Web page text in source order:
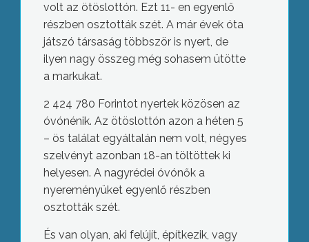
volt az ötöslottón. Ezt 11- en egyenlő
részben osztották szét. A már évek óta
játszó társaság többször is nyert, de
ilyen nagy összeg még sohasem ütötte
a markukat.
2 424 780 Forintot nyertek közösen az
óvónénik. Az ötöslottón azon a héten 5
– ös találat egyáltalán nem volt, négyes
szelvényt azonban 18-an töltöttek ki
helyesen. A nagyrédei óvónők a
nyereményüket egyenlő részben
osztották szét.
És van olyan, aki felújít, építkezik, vagy